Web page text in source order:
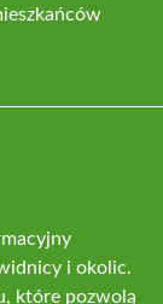
i okolic.
które pozwolą